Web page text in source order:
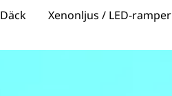
Däck Xenonljus / LED-ramper